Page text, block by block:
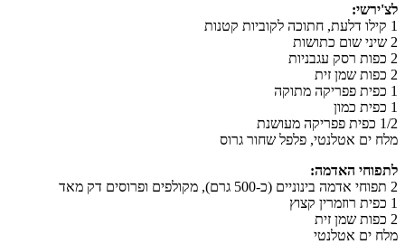
לצ'ירשי:
1 קילו דלעת, חתוכה לקוביות קטנות
2 שיני שום כתושות
2 כפות רסק עגבניות
2 כפות שמן זית
1 כפית פפריקה מתוקה
1 כפית כמון
1/2 כפית פפריקה מעושנת
מלח ים אטלנטי, פלפל שחור גרוס
לתפוחי האדמה:
2 תפוחי אדמה בינוניים (כ-500 גרם), מקולפים ופרוסים דק מאד
1 כפית רוזמרין קצוץ
2 כפות שמן זית
מלח ים אטלנטי